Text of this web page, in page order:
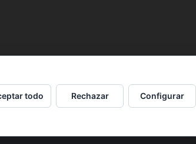
todo Rechazar Configurar